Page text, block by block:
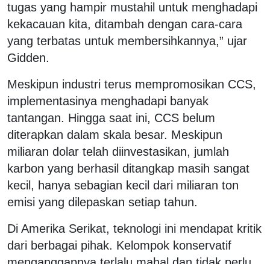
tugas yang hampir mustahil untuk menghadapi
kekacauan kita, ditambah dengan cara-cara
yang terbatas untuk membersihkannya,” ujar
Gidden.
Meskipun industri terus mempromosikan CCS,
implementasinya menghadapi banyak
tantangan. Hingga saat ini, CCS belum
diterapkan dalam skala besar. Meskipun
miliaran dolar telah diinvestasikan, jumlah
karbon yang berhasil ditangkap masih sangat
kecil, hanya sebagian kecil dari miliaran ton
emisi yang dilepaskan setiap tahun.
Di Amerika Serikat, teknologi ini mendapat kritik
dari berbagai pihak. Kelompok konservatif